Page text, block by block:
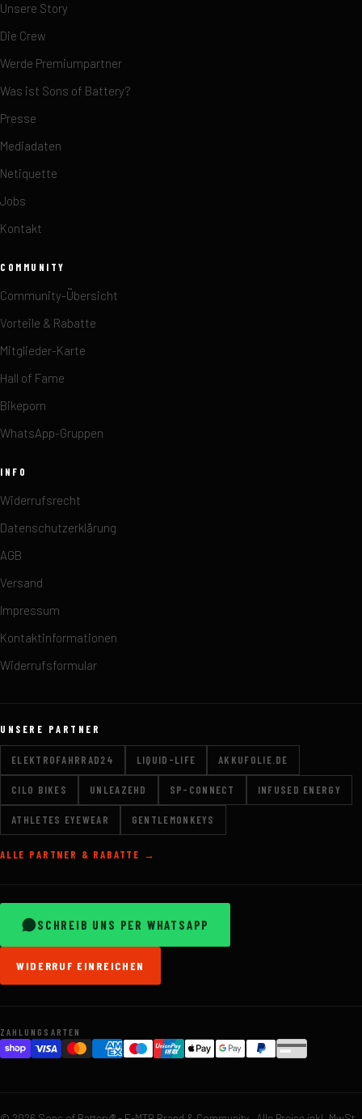
Unsere Story
Die Crew
Werde Premiumpartner
Was ist Sons of Battery?
Presse
Mediadaten
Netiquette
Jobs
Kontakt
COMMUNITY
Community-Übersicht
Vorteile & Rabatte
Mitglieder-Karte
Hall of Fame
Bikeporn
WhatsApp-Gruppen
INFO
Widerrufsrecht
Datenschutzerklärung
AGB
Versand
Impressum
Kontaktinformationen
Widerrufsformular
UNSERE PARTNER
ELEKTROFAHRRAD24 LIQUID-LIFE AKKUFOLIE.DE
CILO BIKES UNLEAZEHD SP-CONNECT INFUSED ENERGY
ATHLETES EYEWEAR GENTLEMONKEYS
ALLE PARTNER & RABATTE →
SCHREIB UNS PER WHATSAPP
WIDERRUF EINREICHEN
ZAHLUNGSARTEN